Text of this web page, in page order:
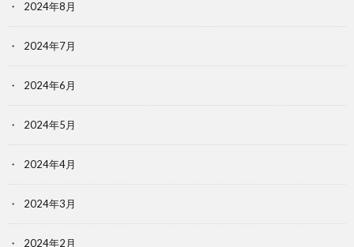
2024年8月
2024年7月
2024年6月
2024年5月
2024年4月
2024年3月
2024年2月